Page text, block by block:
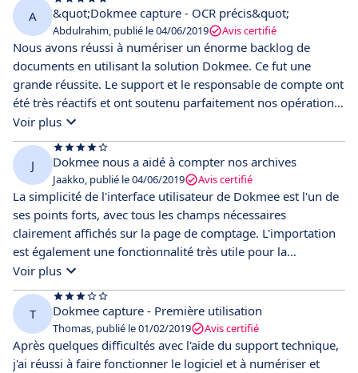
créer des copies numériques de qualité des archives et des
documents papier importants, éliminant le travail fastidieux
de maintenir des archives physiques. Les informations
numérisées peuvent également être utilisées pour aider nos
processus d'affaires car les données extraites sont lisibles,
indexées et recherchables par mots-clés. Les données
indexées peuvent être classées en sections, de sorte que la
recherche est très facile et les informations sont disponibles
en quelques secondes à portée de main au lieu de minutes,
voire d'heures, si l'on cherche manuellement parmi une pile
d'archives papier. Cependant, il existe des solutions de
numérisation moins chères sur le marché, même si elles ne
sont pas aussi approfondies ou exhaustives que DokMee.
A &quot;Dokmee capture - OCR précis&quot;
Abdulrahim, publié le 04/06/2019 Avis certifié
Nous avons réussi à numériser un énorme backlog de
documents en utilisant la solution Dokmee. Ce fut une
grande réussite. Le support et le responsable de compte ont
été très réactifs et ont soutenu parfaitement nos opérations.
Facile à utiliser, je n'ai pas eu de difficulté à former l'équipe
d'archivage sur l'application. C'est incroyable de voir
comment la conception de la base de données peut
accueillir l'énorme quantité de données OCR que nous
avons. Il n'y a aucun problème de performance enregistré.
Tout simplement, toutes les fonctionnalités de numérisation
sont là. Je souhaiterais qu'il y ait un moyen d'utiliser des
expressions régulières pour filtrer les données OCR
indésirables.
Voir plus
J Dokmee nous a aidé à compter nos archives
Jaakko, publié le 04/06/2019 Avis certifié
La simplicité de l'interface utilisateur de Dokmee est l'un de
ses points forts, avec tous les champs nécessaires
clairement affichés sur la page de comptage. L'importation
est également une fonctionnalité très utile pour la
comptabilité. Cependant, il serait bénéfique d'avoir des
options d'importation supplémentaires pour les formats
xlsx et xls, ainsi que des options de licence multiples pour
faciliter la gestion. Actuellement, l'utilisation d'une licence
sur une seule station de travail limite la gestion de tout le
matériel.
Voir plus
T Dokmee capture - Première utilisation
Thomas, publié le 01/02/2019 Avis certifié
Après quelques difficultés avec l'aide du support technique,
j'ai réussi à faire fonctionner le logiciel et à numériser et